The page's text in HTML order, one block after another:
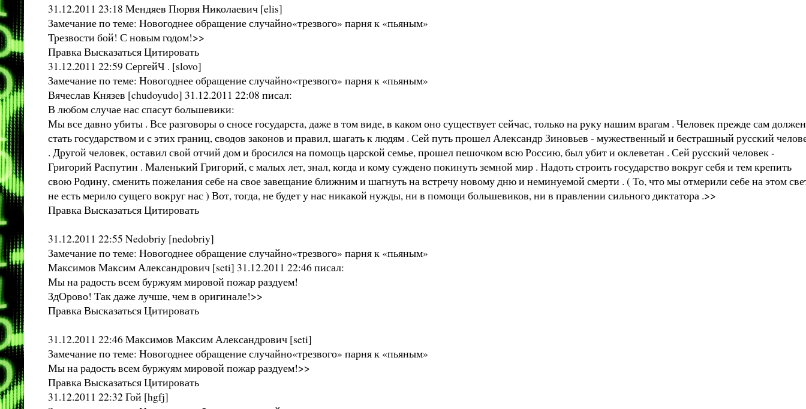
31.12.2011 23:18 Мендяев Пюрвя Николаевич [elis]
Замечание по теме: Новогоднее обращение случайно«трезвого» парня к «пьяным»
Трезвости бой! С новым годом!>>
Правка Высказаться Цитировать
31.12.2011 22:59 СергейЧ . [slovo]
Замечание по теме: Новогоднее обращение случайно«трезвого» парня к «пьяным»
Вячеслав Князев [chudoyudo] 31.12.2011 22:08 писал:
В любом случае нас спасут большевики:
Мы все давно убиты . Все разговоры о сносе государста, даже в том виде, в каком оно существует сейчас, только на руку нашим врагам . Человек прежде сам должен
стать государством и с этих границ, сводов законов и правил, шагать к людям . Сей путь прошел Александр Зиновьев - мужественный и бестрашный русский
. Другой человек, оставил свой отчий дом и бросился на помощь царской семье, прошел пешочком всю Россию, был убит и оклеветан . Сей русский человек -
Григорий Распутин . Маленький Григорий, с малых лет, знал, когда и кому суждено покинуть земной мир . Надоть строить государство вокруг себя и тем крепить
свою Родину, сменить пожелания себе на свое завещание ближним и шагнуть на встречу новому дню и неминуемой смерти . ( То, что мы отмерили себе на этом
не есть мерило сущего вокруг нас ) Вот, тогда, не будет у нас никакой нужды, ни в помощи большевиков, ни в правлении сильного диктатора .>>
Правка Высказаться Цитировать
31.12.2011 22:55 Nedobriy [nedobriy]
Замечание по теме: Новогоднее обращение случайно«трезвого» парня к «пьяным»
Максимов Максим Александрович [seti] 31.12.2011 22:46 писал:
Мы на радость всем буржуям мировой пожар раздуем!
ЗдОрово! Так даже лучше, чем в оригинале!>>
Правка Высказаться Цитировать
31.12.2011 22:46 Максимов Максим Александрович [seti]
Замечание по теме: Новогоднее обращение случайно«трезвого» парня к «пьяным»
Мы на радость всем буржуям мировой пожар раздуем!>>
Правка Высказаться Цитировать
31.12.2011 22:32 Гой [hgfj]